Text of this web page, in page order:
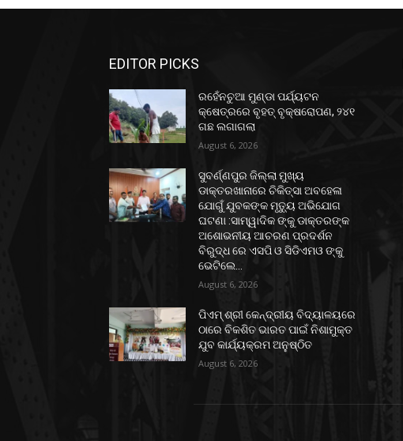
EDITOR PICKS
ରହେଁନଚୁଆ ମୁଣ୍ଡା ପର୍ଯ୍ୟଟନ
କ୍ଷେତ୍ରରେ ବୃହତ୍ ବୃକ୍ଷରୋପଣ, ୨୪୧
ଗଛ ଲଗାଗଲା
August 6, 2026
ସୁବର୍ଣ୍ଣପୁର ଜିଲ୍ଲା ମୁଖ୍ୟ
ଡାକ୍ତରଖାନାରେ ଚିକିତ୍ସା ଅବହେଳା
ଯୋଗୁଁ ଯୁବକଙ୍କ ମୃତ୍ୟୁ ଅଭିଯୋଗ
ଘଟଣା :ସାମ୍ୱାଦିକ ଙ୍କୁ ଡାକ୍ତରଙ୍କ
ଅଶୋଭନୀୟ ଆଚରଣ ପ୍ରଦର୍ଶନ
ବିରୁଦ୍ଧ ରେ ଏସପି ଓ ସିଡିଏମଓ ଙ୍କୁ
ଭେଟିଲେ...
August 6, 2026
ପିଏମ୍ ଶ୍ରୀ କେନ୍ଦ୍ରୀୟ ବିଦ୍ୟାଳୟରେ
ଠାରେ ବିକଶିତ ଭାରତ ପାଇଁ ନିଶାମୁକ୍ତ
ଯୁବ କାର୍ଯ୍ୟକ୍ରମ ଅନୁଷ୍ଠିତ
August 6, 2026